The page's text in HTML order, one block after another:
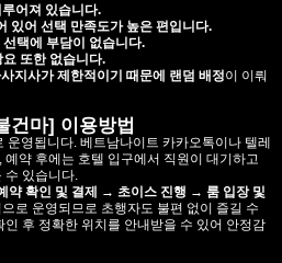
어져 있습니다.
있어 선택 만족도가 높은 편입니다.
택에 부담이 없습니다.
또한 없습니다.
지사가 제한적이기 때문에 랜덤 배정이 이뤄
건마] 이용방법
영됩니다. 베트남나이트 카카오톡이나 텔레
약 후에는 호텔 입구에서 직원이 대기하고
수 있습니다.
확인 및 결제 → 초이스 진행 → 룸 입장 및
로 운영되므로 초행자도 불편 없이 즐길 수
후 정확한 위치를 안내받을 수 있어 안정감